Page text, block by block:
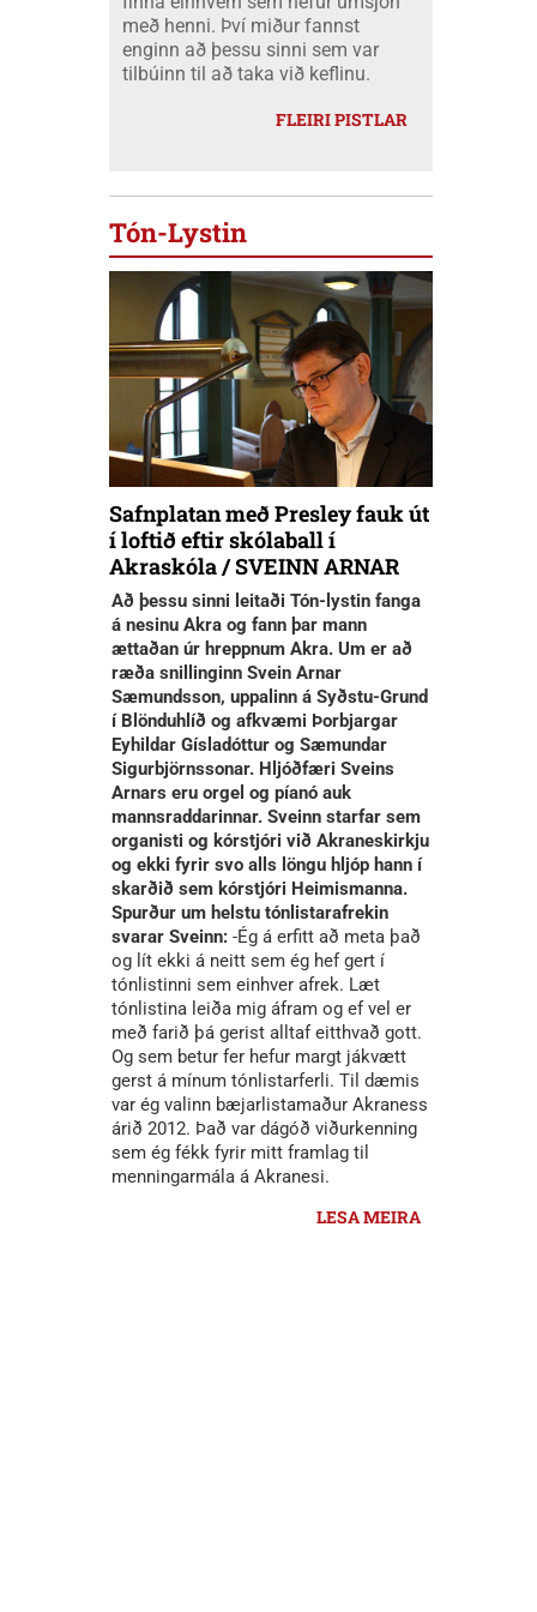
með henni. Því miður fannst
enginn að þessu sinni sem var
tilbúinn til að taka við keflinu.
FLEIRI PISTLAR
Tón-Lystin
Safnplatan með Presley fauk út
í loftið eftir skólaball í
Akraskóla / SVEINN ARNAR
Að þessu sinni leitaði Tón-lystin fanga
á nesinu Akra og fann þar mann
ættaðan úr hreppnum Akra. Um er að
ræða snillinginn Svein Arnar
Sæmundsson, uppalinn á Syðstu-Grund
í Blönduhlíð og afkvæmi Þorbjargar
Eyhildar Gísladóttur og Sæmundar
Sigurbjörnssonar. Hljóðfæri Sveins
Arnars eru orgel og píanó auk
mannsraddarinnar. Sveinn starfar sem
organisti og kórstjóri við Akraneskirkju
og ekki fyrir svo alls löngu hljóp hann í
skarðið sem kórstjóri Heimismanna.
Spurður um helstu tónlistarafrekin
svarar Sveinn: -Ég á erfitt að meta það
og lít ekki á neitt sem ég hef gert í
tónlistinni sem einhver afrek. Læt
tónlistina leiða mig áfram og ef vel er
með farið þá gerist alltaf eitthvað gott.
Og sem betur fer hefur margt jákvætt
gerst á mínum tónlistarferli. Til dæmis
var ég valinn bæjarlistamaður Akraness
árið 2012. Það var dágóð viðurkenning
sem ég fékk fyrir mitt framlag til
menningarmála á Akranesi.
LESA MEIRA